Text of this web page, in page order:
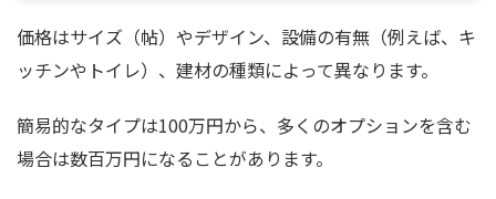
価格はサイズ（帖）やデザイン、設備の有無（例えば、キ
ッチンやトイレ）、建材の種類によって異なります。
簡易的なタイプは100万円から、多くのオプションを含む
場合は数百万円になることがあります。